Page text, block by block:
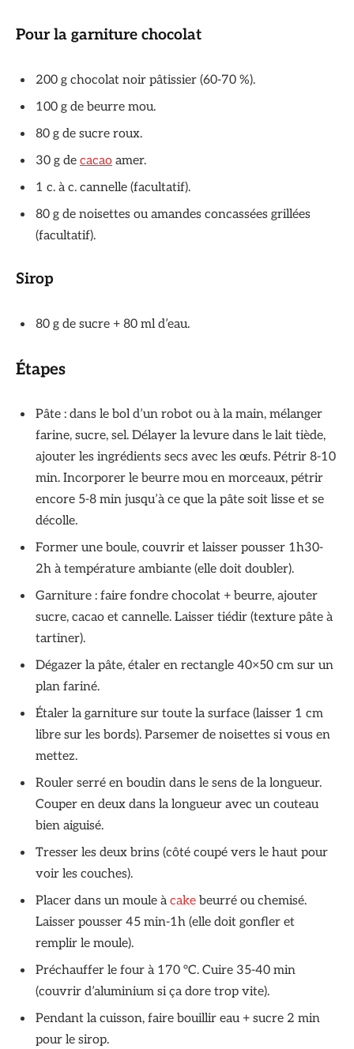
Pour la garniture chocolat
200 g chocolat noir pâtissier (60-70 %).
100 g de beurre mou.
80 g de sucre roux.
30 g de cacao amer.
1 c. à c. cannelle (facultatif).
80 g de noisettes ou amandes concassées grillées
(facultatif).
Sirop
80 g de sucre + 80 ml d’eau.
Étapes
Pâte : dans le bol d’un robot ou à la main, mélanger
farine, sucre, sel. Délayer la levure dans le lait tiède,
ajouter les ingrédients secs avec les œufs. Pétrir 8-10
min. Incorporer le beurre mou en morceaux, pétrir
encore 5-8 min jusqu’à ce que la pâte soit lisse et se
décolle.
Former une boule, couvrir et laisser pousser 1h30-
2h à température ambiante (elle doit doubler).
Garniture : faire fondre chocolat + beurre, ajouter
sucre, cacao et cannelle. Laisser tiédir (texture pâte à
tartiner).
Dégazer la pâte, étaler en rectangle 40×50 cm sur un
plan fariné.
Étaler la garniture sur toute la surface (laisser 1 cm
libre sur les bords). Parsemer de noisettes si vous en
mettez.
Rouler serré en boudin dans le sens de la longueur.
Couper en deux dans la longueur avec un couteau
bien aiguisé.
Tresser les deux brins (côté coupé vers le haut pour
voir les couches).
Placer dans un moule à cake beurré ou chemisé.
Laisser pousser 45 min-1h (elle doit gonfler et
remplir le moule).
Préchauffer le four à 170 °C. Cuire 35-40 min
(couvrir d’aluminium si ça dore trop vite).
Pendant la cuisson, faire bouillir eau + sucre 2 min
pour le sirop.